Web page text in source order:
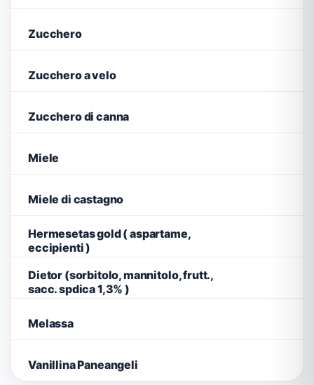
Zucchero
Zucchero a velo
Zucchero di canna
Miele
Miele di castagno
Hermesetas gold ( aspartame,
eccipienti )
Dietor (sorbitolo, mannitolo, frutt.,
sacc. spdica 1,3% )
Melassa
Vanillina Paneangeli